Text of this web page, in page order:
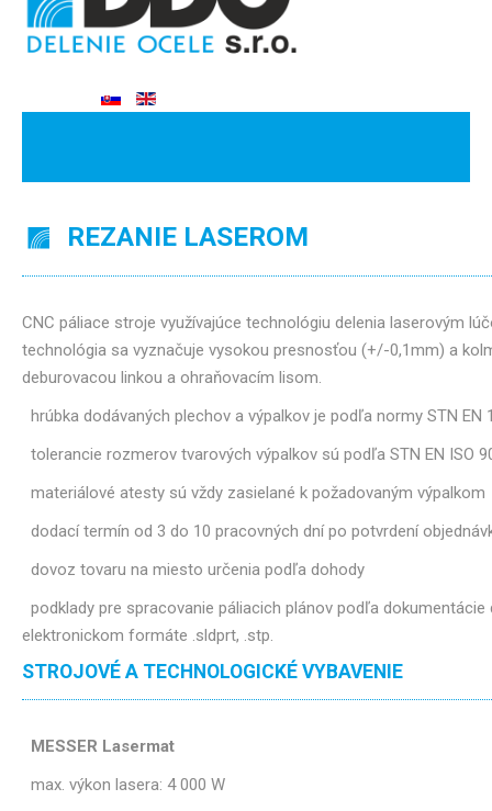
REZANIE LASEROM
CNC páliace stroje využívajúce technológiu delenia laserovým
technológia sa vyznačuje vysokou presnosťou (+/-0,1mm) a
deburovacou linkou a ohraňovacím lisom.
hrúbka dodávaných plechov a výpalkov je podľa normy STN EN
tolerancie rozmerov tvarových výpalkov sú podľa STN EN ISO
materiálové atesty sú vždy zasielané k požadovaným výpalkom
dodací termín od 3 do 10 pracovných dní po potvrdení
dovoz tovaru na miesto určenia podľa dohody
podklady pre spracovanie páliacich plánov podľa
elektronickom formáte .sldprt, .stp.
STROJOVÉ A TECHNOLOGICKÉ VYBAVENIE
MESSER Lasermat
max. výkon lasera: 4 000 W